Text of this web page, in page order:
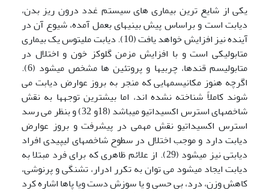
یکی از شایع ترین بیماری های سیستم غدد درون ریز بدن،
دیابت است و براساس پیش بینی­های بعمل آمده، شیوع آن در
آینده نیز افزایش خواهد یافت (10). دیابت ملیتوس یک بیماری
متابولیکی است و با افزایش مزمن گلوکز خون و اختلال در
متابولیسم قندها، چربی­ها و پروتئین ها مشخص می­شود (6).
اگرچه هنوز مکانیسم­هایی که منجر به بروز عوارض دیابت می
شوند کاملاً شناخته نشده اند، اما بیشترین توجه­ها به نقش
شاخص­های استرس اکسیداتیو می­باشد (18و 32) و بنظر می رسد
استرس اکسیداتیو نقش مهمی در پیشرفت و بروز عوارض
دیابت دارد و موجب اختلال در سطوح شاخص­های لیپیدی افراد
دیابتی نیز می‍شود (29). از علائم ظاهری که برای فرد مبتلا به
دیابت ایجاد می­شود می توان به تکرر ادرار، تشنگی و پرنوشی،
کاهش وزن، درد، بی حسی و یا سوزش دست ویا پاها اشاره کرد